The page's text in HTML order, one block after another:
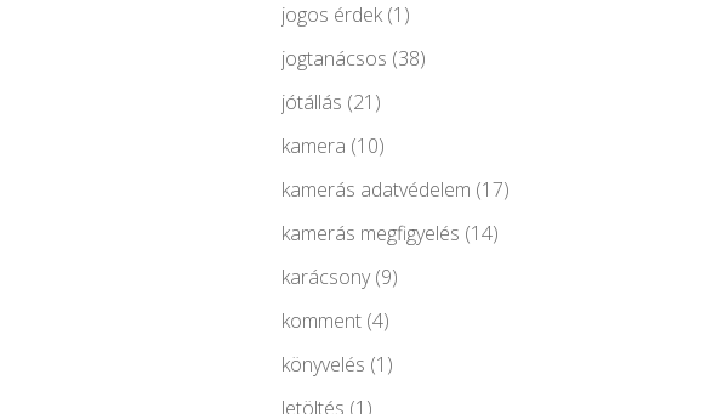
jogos érdek(1)
jogtanácsos (38)
jótállás (21)
kamera (10)
kamerás adatvédelem (17)
kamerás megfigyelés (14)
karácsony(9)
komment(4)
könyvelés (1)
letöltés (1)